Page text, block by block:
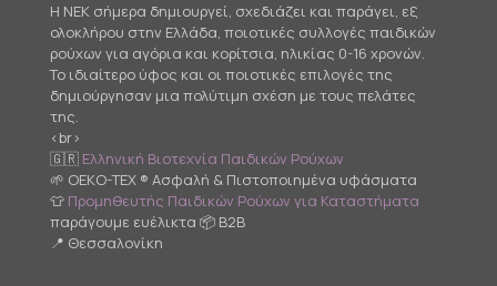
Η NEK σήμερα δημιουργεί, σχεδιάζει και παράγει, εξ
ολοκλήρου στην Ελλάδα, ποιοτικές συλλογές παιδικών
ρούχων για αγόρια και κορίτσια, ηλικίας 0-16 χρονών.
Το ιδιαίτερο ύφος και οι ποιοτικές επιλογές της
δημιούργησαν μια πολύτιμη σχέση με τους πελάτες
της.
<br>
🇬🇷 Ελληνική Βιοτεχνία Παιδικών Ρούχων
🌱 OEKO-TEX ® Ασφαλή & Πιστοποιημένα υφάσματα
👕 Προμηθευτής Παιδικών Ρούχων για Καταστήματα
παράγουμε ευέλικτα 📦 B2B
📍 Θεσσαλονίκη